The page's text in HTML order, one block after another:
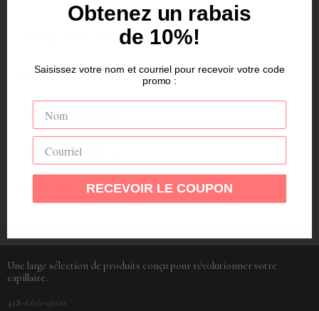
Coiffage et soin des cheveux
Shampooings et revitalisants
Outils et accessoires
Produits Pour Homme
Produits Pigmentés
Une large sélection de produits conçu pour révolutionner votre
capillaire.
418-666-9600
Obtenez un rabais
de 10%!
Saisissez votre nom et courriel pour recevoir votre code
promo :
RECEVOIR LE COUPON